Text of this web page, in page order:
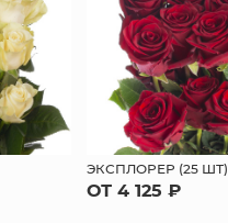
ЭКСПЛОРЕР (25 ШТ)
ОТ 4 125 ₽